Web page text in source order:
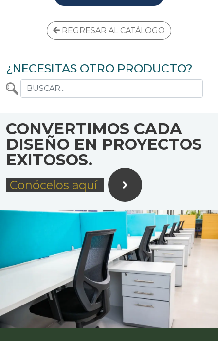
REGRESAR AL CATÁLOGO
¿NECESITAS OTRO PRODUCTO?
CONVERTIMOS CADA
DISEÑO EN PROYECTOS
EXITOSOS.
Conócelos aquí